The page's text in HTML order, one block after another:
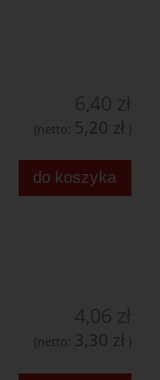
(netto: 5,20 zł )
do koszyka
(netto: 3,30 zł )